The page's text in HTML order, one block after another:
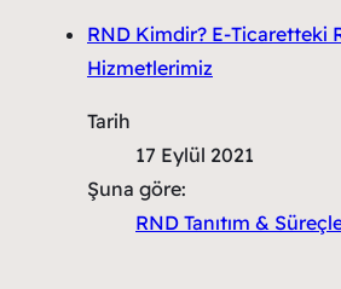
RND Kimdir? E-Ticaretteki
Hizmetlerimiz
Tarih
17 Eylül 2021
Şuna göre:
RND Tanıtım &